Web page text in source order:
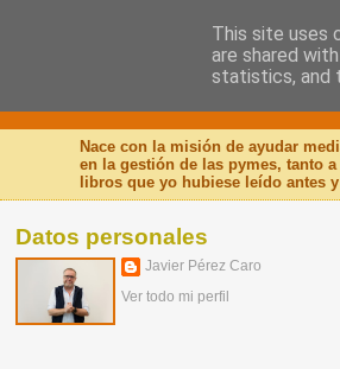
Nuevo
Nace con la misión de ayudar
en la gestión de las pymes, tanto
libros que yo hubiese leído antes
Datos personales
Javier Pérez Caro
Ver todo mi perfil
This site uses
are shared
statistics, and